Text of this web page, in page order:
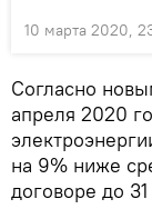
10 марта 2020,
Согласно
апреля 2020
на 9% ниже
договоре до